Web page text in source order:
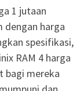
1 jutaan
dengan harga
spesifikasi,
RAM 4 harga
bagi mereka